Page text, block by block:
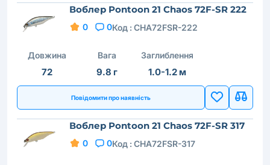
Воблер Pontoon 21 Chaos 72F-SR 222
0 0Код : CHA72FSR-222
Довжина
72
Вага
9.8 г
Заглиблення
1.0-1.2 м
Повідомити про наявність
Воблер Pontoon 21 Chaos 72F-SR 317
0 0Код : CHA72FSR-317